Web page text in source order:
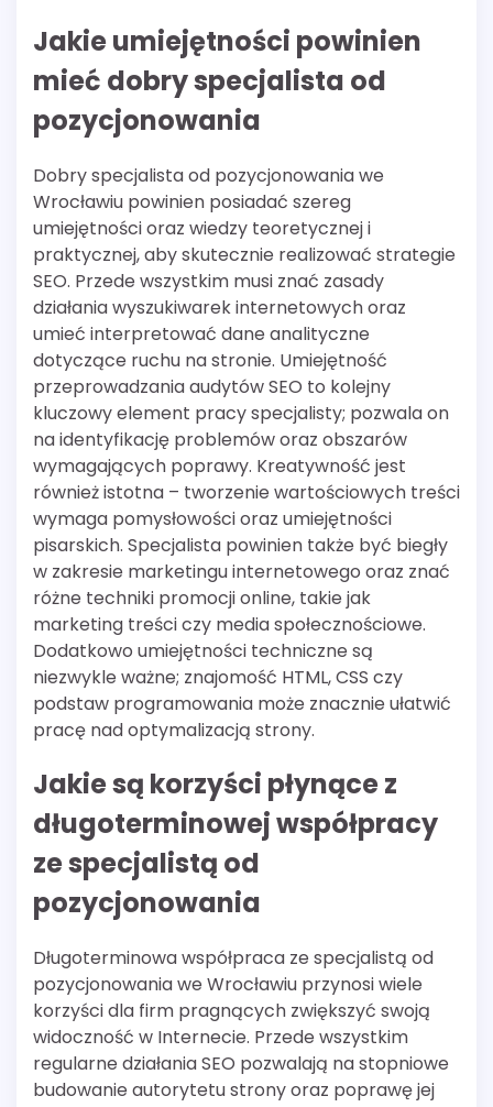
Jakie umiejętności powinien
mieć dobry specjalista od
pozycjonowania
Dobry specjalista od pozycjonowania we
Wrocławiu powinien posiadać szereg
umiejętności oraz wiedzy teoretycznej i
praktycznej, aby skutecznie realizować strategie
SEO. Przede wszystkim musi znać zasady
działania wyszukiwarek internetowych oraz
umieć interpretować dane analityczne
dotyczące ruchu na stronie. Umiejętność
przeprowadzania audytów SEO to kolejny
kluczowy element pracy specjalisty; pozwala on
na identyfikację problemów oraz obszarów
wymagających poprawy. Kreatywność jest
również istotna – tworzenie wartościowych treści
wymaga pomysłowości oraz umiejętności
pisarskich. Specjalista powinien także być biegły
w zakresie marketingu internetowego oraz znać
różne techniki promocji online, takie jak
marketing treści czy media społecznościowe.
Dodatkowo umiejętności techniczne są
niezwykle ważne; znajomość HTML, CSS czy
podstaw programowania może znacznie ułatwić
pracę nad optymalizacją strony.
Jakie są korzyści płynące z
długoterminowej współpracy
ze specjalistą od
pozycjonowania
Długoterminowa współpraca ze specjalistą od
pozycjonowania we Wrocławiu przynosi wiele
korzyści dla firm pragnących zwiększyć swoją
widoczność w Internecie. Przede wszystkim
regularne działania SEO pozwalają na stopniowe
budowanie autorytetu strony oraz poprawę jej